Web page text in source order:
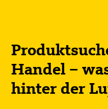
Handel –
hinter der